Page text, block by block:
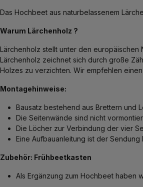
Das Hochbeet aus naturbelassenem
Warum Lärchenholz ?
Lärchenholz stellt unter den europäischen
Lärchenholz zeichnet sich durch große
Holzes zu verzichten. Wir empfehlen
Montagehinweise:
Bausatz bestehend aus Brettern und
Die Seitenwände sind nicht
Die Löcher zur Verbindung der vier
Eine Aufbauanleitung ist der Sendung
Zubehör: Frühbeetkasten
Als Ergänzung zum Hochbeet haben